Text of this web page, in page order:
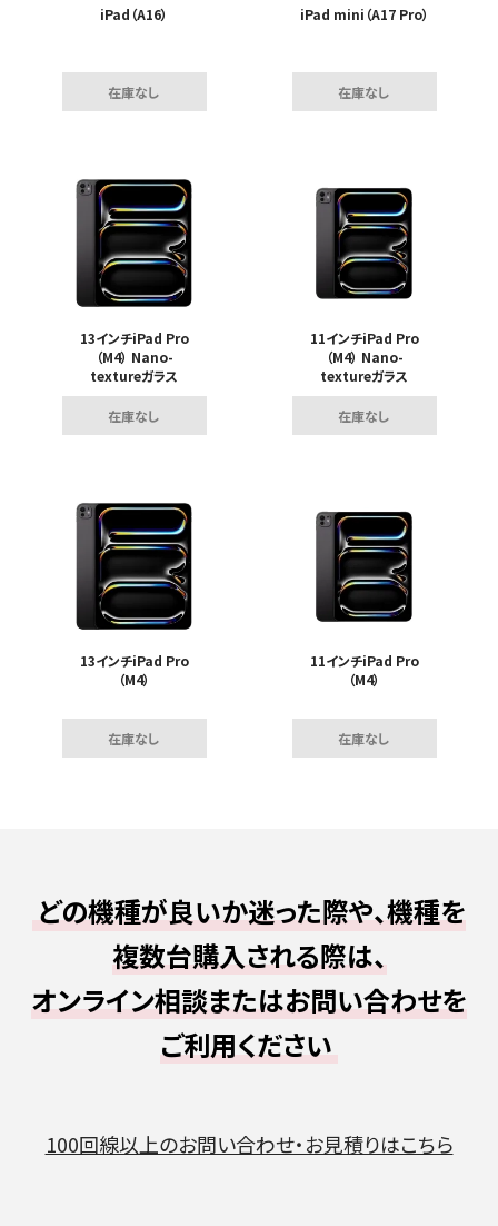
iPad（A16）
在庫なし
iPad mini（A17 Pro）
在庫なし
13インチiPad Pro
（M4） Nano-
textureガラス
在庫なし
11インチiPad Pro
（M4） Nano-
textureガラス
在庫なし
13インチiPad Pro
（M4）
在庫なし
11インチiPad Pro
（M4）
在庫なし
どの機種が良いか迷った際や、機種を
複数台購入される際は、
オンライン相談またはお問い合わせを
ご利用ください
100回線以上のお問い合わせ・お見積りはこちら